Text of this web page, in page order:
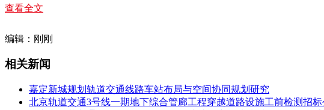
注：本项目共分2个分包，各投标人可就上述分包中2个分包投标，但每个
查看全文
编辑：刚刚
相关新闻
嘉定新城规划轨道交通线路车站布局与空间协同规划研究
北京轨道交通3号线一期地下综合管廊工程穿越道路设施工前检测招